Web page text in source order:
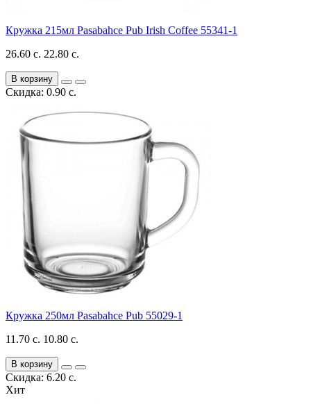
Кружка 215мл Pasabahce Pub Irish Coffee 55341-1
26.60 с. 22.80 с.
В корзину
Скидка: 0.90 с.
Кружка 250мл Pasabahce Pub 55029-1
11.70 с. 10.80 с.
В корзину
Скидка: 6.20 с.
Хит